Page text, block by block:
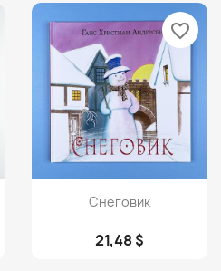
Просмотр
Снеговик
21,48 $
favorite_border